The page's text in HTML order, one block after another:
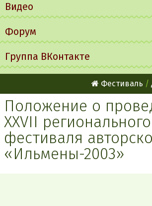
Видео
Форум
Группа ВКонтакте
Фестиваль
Положение о
XXVII регионального
фестиваля
«Ильмены-2003»